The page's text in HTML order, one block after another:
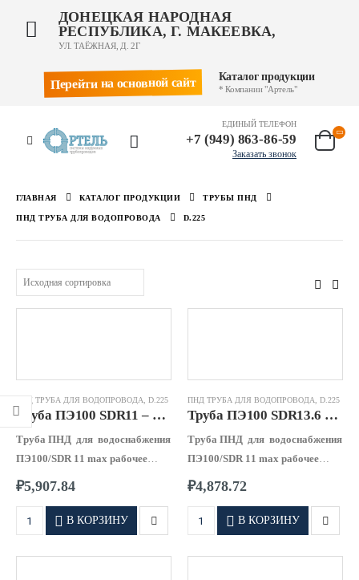
ДОНЕЦКАЯ НАРОДНАЯ
РЕСПУБЛИКА, Г. МАКЕЕВКА,
УЛ. ТАЁЖНАЯ, Д. 2Г
Перейти на основной сайт Каталог продукции
* Компании "Артель"
ЕДИНЫЙ ТЕЛЕФОН
+7 (949) 863-86-59
Заказать звонок
ГЛАВНАЯ КАТАЛОГ ПРОДУКЦИИ ТРУБЫ ПНД
ПНД ТРУБА ДЛЯ ВОДОПРОВОДА D.225
ПНД ТРУБА ДЛЯ ВОДОПРОВОДА D.225
Труба ПЭ100 SDR11 – 0225 х 20,5
Труба ПНД для водоснабжения
ПЭ100/SDR 11 max рабочее
давление 1,60 МПа
₽5,907.84
В КОРЗИНУ
ПНД ТРУБА ДЛЯ ВОДОПРОВОДА D.225
Труба ПЭ100 SDR13.6 – 0225 х 16,6
Труба ПНД для водоснабжения
ПЭ100/SDR 11 max рабочее
давление 1,25 МПа
₽4,878.72
В КОРЗИНУ